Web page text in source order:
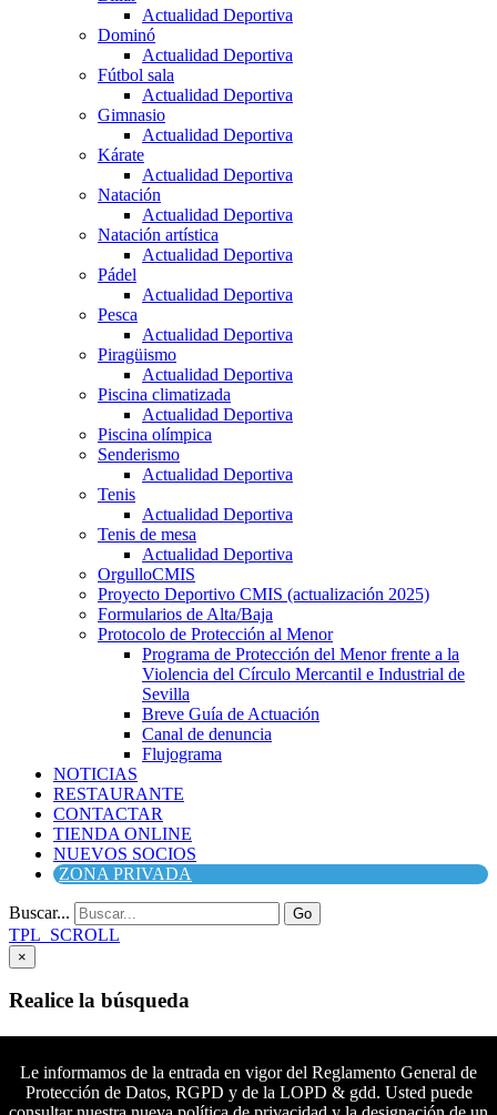
Actualidad Deportiva
Dominó
Actualidad Deportiva
Fútbol sala
Actualidad Deportiva
Gimnasio
Actualidad Deportiva
Kárate
Actualidad Deportiva
Natación
Actualidad Deportiva
Natación artística
Actualidad Deportiva
Pádel
Actualidad Deportiva
Pesca
Actualidad Deportiva
Piragüismo
Actualidad Deportiva
Piscina climatizada
Actualidad Deportiva
Piscina olímpica
Senderismo
Actualidad Deportiva
Tenis
Actualidad Deportiva
Tenis de mesa
Actualidad Deportiva
OrgulloCMIS
Proyecto Deportivo CMIS (actualización 2025)
Formularios de Alta/Baja
Protocolo de Protección al Menor
Programa de Protección del Menor frente a la
Violencia del Círculo Mercantil e Industrial de
Sevilla
Breve Guía de Actuación
Canal de denuncia
Flujograma
NOTICIAS
RESTAURANTE
CONTACTAR
TIENDA ONLINE
NUEVOS SOCIOS
ZONA PRIVADA
Buscar... Go
TPL_SCROLL
×
Realice la búsqueda
Buscar
Síguenos en Facebook
Le informamos de la entrada en vigor del Reglamento General de
Protección de Datos, RGPD y de la LOPD & gdd. Usted puede